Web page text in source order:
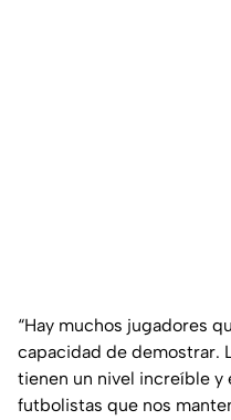
“Hay muchos jugadores
capacidad de demostrar.
tienen un nivel increíble y
futbolistas que nos